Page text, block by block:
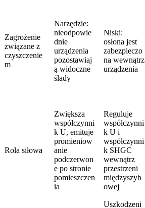
Zagrożenie
związane z
czyszczenie
m
Narzędzie:
nieodpowie
dnie
urządzenia
pozostawiaj
ą widoczne
ślady
Niski:
osłona jest
zabezpieczo
na wewnątrz
urządzenia
Rola siłowa
Zwiększa
współczynni
k U, emituje
promieniow
anie
podczerwon
e po stronie
pomieszczen
ia
Reguluje
współczynni
k U i
współczynni
k SHGC
wewnątrz
przestrzeni
międzyszyb
owej
Uszkodzeni